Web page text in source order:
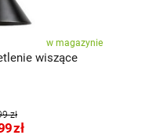
w magazynie
wiszące
zł
zł